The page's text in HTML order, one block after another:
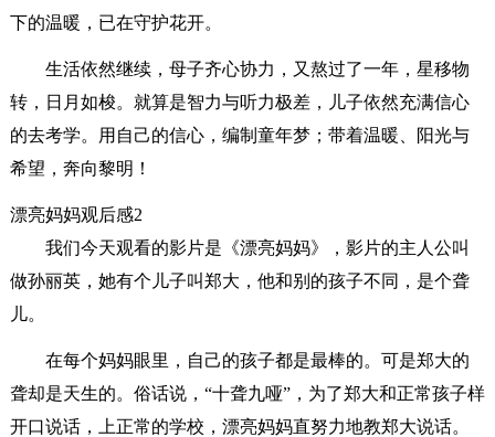
下的温暖，已在守护花开。
生活依然继续，母子齐心协力，又熬过了一年，星移物
转，日月如梭。就算是智力与听力极差，儿子依然充满信心
的去考学。用自己的信心，编制童年梦；带着温暖、阳光与
希望，奔向黎明！
漂亮妈妈观后感2
我们今天观看的影片是《漂亮妈妈》，影片的主人公叫
做孙丽英，她有个儿子叫郑大，他和别的孩子不同，是个聋
儿。
在每个妈妈眼里，自己的孩子都是最棒的。可是郑大的
聋却是天生的。俗话说，“十聋九哑”，为了郑大和正常孩子样
开口说话，上正常的学校，漂亮妈妈直努力地教郑大说话。